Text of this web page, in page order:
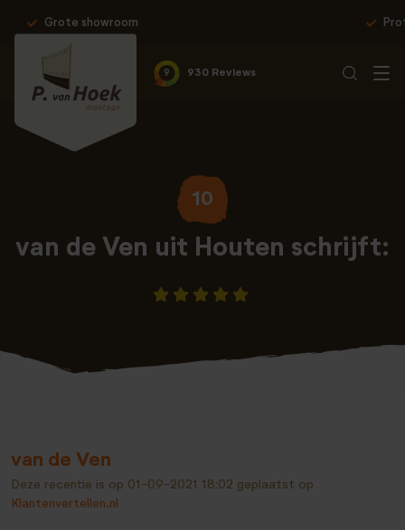
Professionele montage & 10 jaar garantie
9 930 Reviews
10
van de Ven uit Houten schrijft:
van de Ven
Deze recentie is op 01-09-2021 18:02 geplaatst op
Klantenvertellen.nl